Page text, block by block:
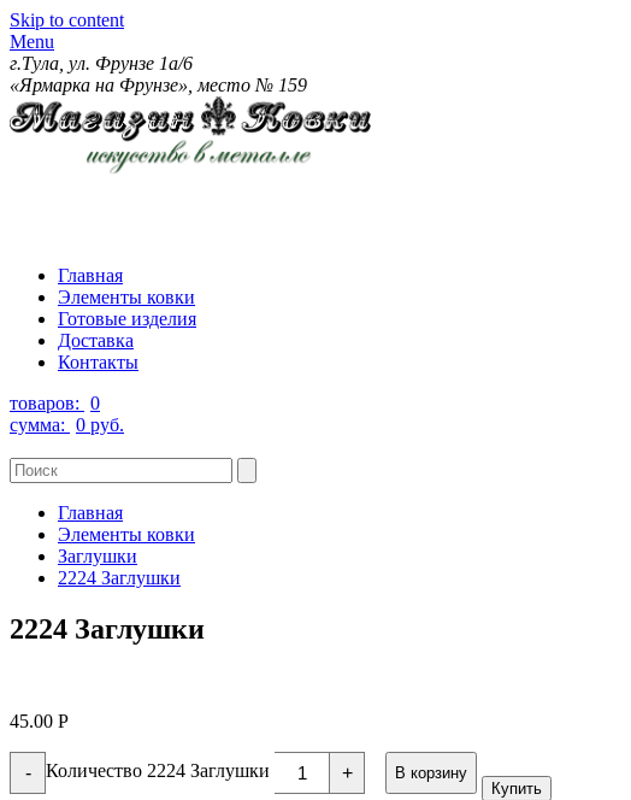
Skip to content
Menu
г.Тула, ул. Фрунзе 1а/6
«Ярмарка на Фрунзе», место № 159
Главная
Элементы ковки
Готовые изделия
Доставка
Контакты
товаров: 0
сумма: 0 руб.
Главная
Элементы ковки
Заглушки
2224 Заглушки
2224 Заглушки
45.00 Р
- Количество 2224 Заглушки +
В корзину
Купить